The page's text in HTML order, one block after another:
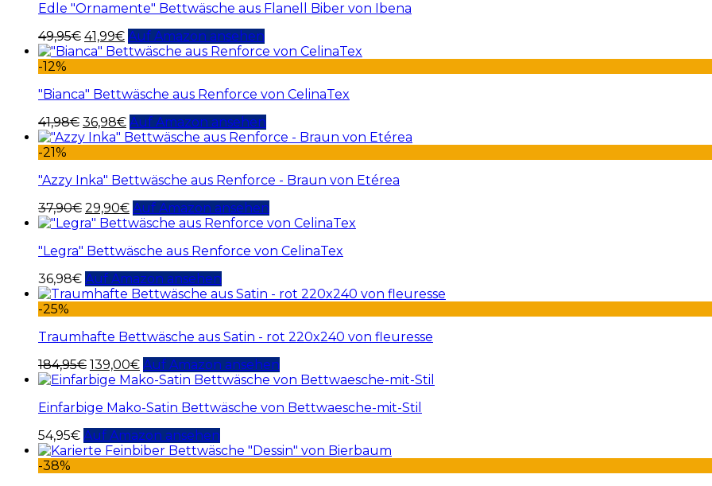
Edle "Ornamente" Bettwäsche aus Flanell Biber von Ibena
49,95€ 41,99€ Auf Amazon ansehen
-12%
"Bianca" Bettwäsche aus Renforce von CelinaTex
41,98€ 36,98€ Auf Amazon ansehen
-21%
"Azzy Inka" Bettwäsche aus Renforce - Braun von Etérea
37,90€ 29,90€ Auf Amazon ansehen
"Legra" Bettwäsche aus Renforce von CelinaTex
36,98€ Auf Amazon ansehen
-25%
Traumhafte Bettwäsche aus Satin - rot 220x240 von fleuresse
184,95€ 139,00€ Auf Amazon ansehen
Einfarbige Mako-Satin Bettwäsche von Bettwaesche-mit-Stil
54,95€ Auf Amazon ansehen
-38%